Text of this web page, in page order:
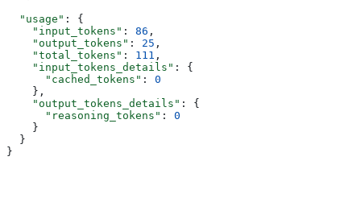
  "usage"
: {
    "input_tokens"
: 86 ,
    "output_tokens"
: 25 ,
    "total_tokens"
: 111 ,
    "input_tokens_details"
: {
      "cached_tokens"
: 0
    },
    "output_tokens_details"
: {
      "reasoning_tokens"
: 0
    }
  }
}